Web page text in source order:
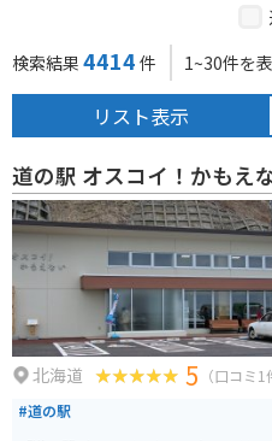
検索結果 4414 件 1~30件を
リスト表示
道の駅 オスコイ！かもえ
北海道 5 （口コミ1
#道の駅